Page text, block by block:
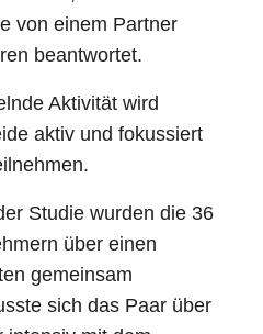
von einem Partner
beantwortet.
Aktivität wird
aktiv und fokussiert
Studie wurden die 36
über einen
gemeinsam
sich das Paar über